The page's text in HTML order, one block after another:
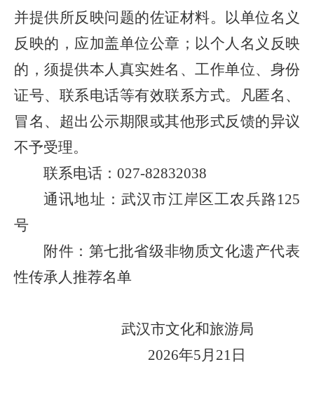
并提供所反映问题的佐证材料。以单位名义
反映的，应加盖单位公章；以个人名义反映
的 ， 须提供本人真实姓名、工作单位、身份
证号、联系电话等有效联系方式。凡匿名、
冒名、超出公示期限或其他形式反馈的异议
不予受理。
联系电话： 027-82832038
通讯地址：武汉市江岸区工农兵路125
号
附件： 第七批省级非物质文化遗产代表
性传承人推荐名单
武汉市文化和旅游局
2026年5月 21 日